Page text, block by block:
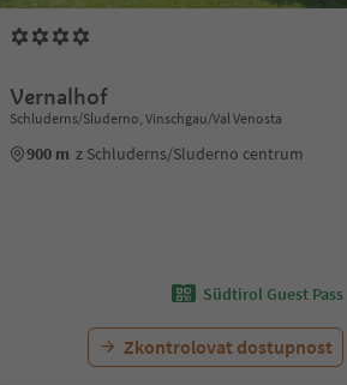
Vernalhof
Schluderns/Sluderno, Vinschgau/Val Venosta
900 m z Schluderns/Sluderno centrum
Südtirol Guest Pass
Zkontrolovat dostupnost